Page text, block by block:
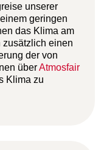
unserer
geringen
das Klima am
zusätzlich einen
der von
überAtmosfair
Klima zu